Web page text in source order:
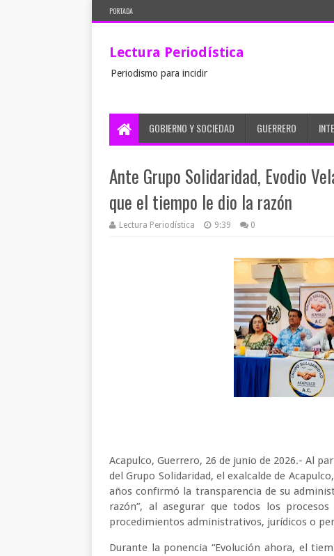
PORTADA
Lectura Periodística
Periodismo para incidir
GOBIERNO Y SOCIEDAD GUERRERO
Ante Grupo Solidaridad, Evodio
que el tiempo le dio la razón
Lectura Periodística 9:39 0
Acapulco, Guerrero, 26 de junio de 2026.- Al
del Grupo Solidaridad, el exalcalde de
años confirmó la transparencia de su
razón”, al asegurar que todos los
procedimientos administrativos, jurídicos o
Durante la ponencia “Evolución ahora, el